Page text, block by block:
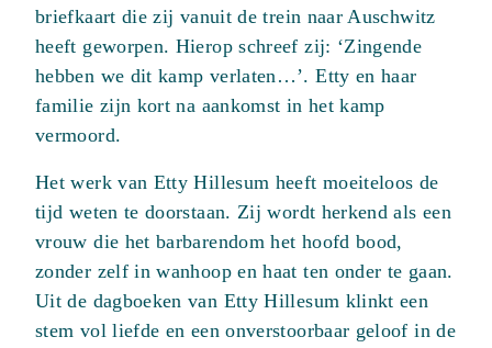
briefkaart die zij vanuit de trein naar Auschwitz
heeft geworpen. Hierop schreef zij: ‘Zingende
hebben we dit kamp verlaten…’. Etty en haar
familie zijn kort na aankomst in het kamp
vermoord.
Het werk van Etty Hillesum heeft moeiteloos de
tijd weten te doorstaan. Zij wordt herkend als een
vrouw die het barbarendom het hoofd bood,
zonder zelf in wanhoop en haat ten onder te gaan.
Uit de dagboeken van Etty Hillesum klinkt een
stem vol liefde en een onverstoorbaar geloof in de